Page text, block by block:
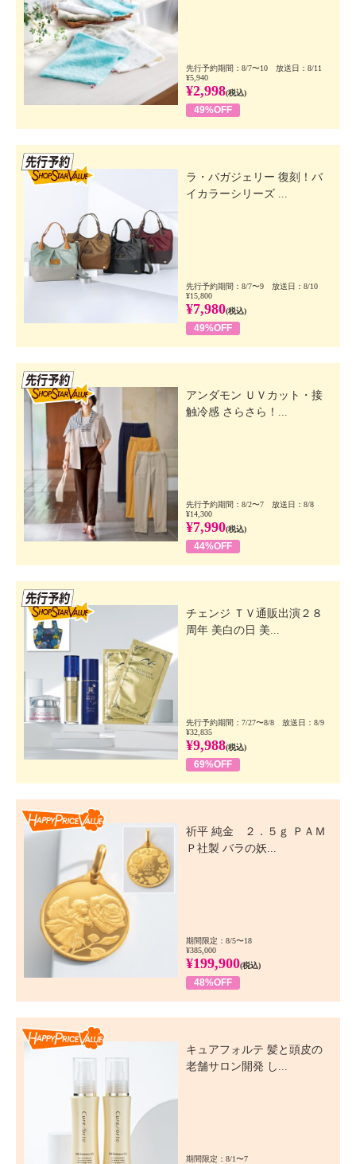
先行予約期間：8/7〜10 放送日：8/11
¥5,940
¥2,998(税込)
49%OFF
ラ・バガジェリー 復刻！バ
イカラーシリーズ ...
先行予約期間：8/7〜9 放送日：8/10
¥15,800
¥7,980(税込)
49%OFF
アンダモン ＵＶカット・接
触冷感 さらさら！...
先行予約期間：8/2〜7 放送日：8/8
¥14,300
¥7,990(税込)
44%OFF
チェンジ ＴＶ通販出演２８
周年 美白の日 美...
先行予約期間：7/27〜8/8 放送日：8/9
¥32,835
¥9,988(税込)
69%OFF
祈平 純金 ２．５ｇ ＰＡＭ
Ｐ社製 バラの妖...
期間限定：8/5〜18
¥385,000
¥199,900(税込)
48%OFF
キュアフォルテ 髪と頭皮の
老舗サロン開発 し...
期間限定：8/1〜7